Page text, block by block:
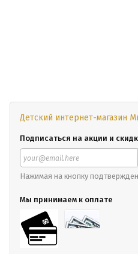
Детский интернет-магазин
Подписаться на акции и
Нажимая на кнопку
Мы принимаем к оплате